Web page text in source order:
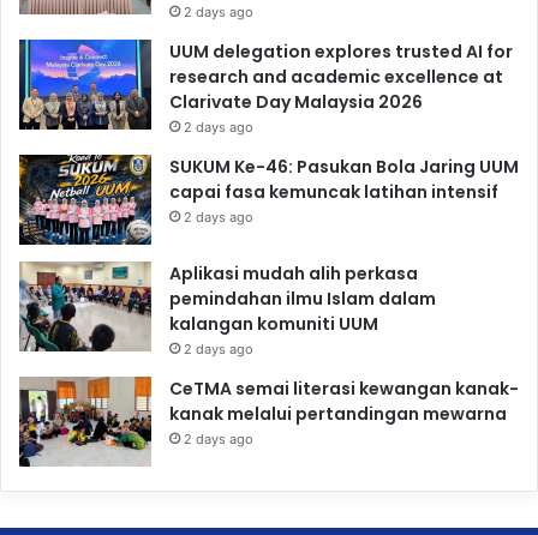
2 days ago
UUM delegation explores trusted AI for
research and academic excellence at
Clarivate Day Malaysia 2026
2 days ago
SUKUM Ke-46: Pasukan Bola Jaring UUM
capai fasa kemuncak latihan intensif
2 days ago
Aplikasi mudah alih perkasa
pemindahan ilmu Islam dalam
kalangan komuniti UUM
2 days ago
CeTMA semai literasi kewangan kanak-
kanak melalui pertandingan mewarna
2 days ago